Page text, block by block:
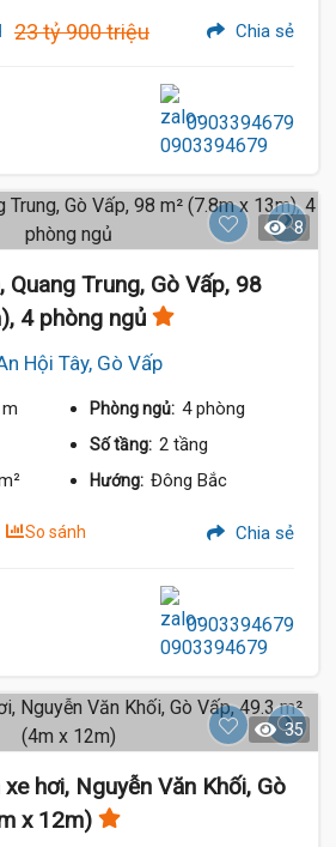
23 tỷ 900 triệu Chia sẻ
0903394679
8
Quang Trung, Gò Vấp, 98
4 phòng ngủ
Hội Tây, Gò Vấp
Phòng ngủ: 4 phòng
Số tầng: 2 tầng
Hướng: Đông Bắc
So sánh Chia sẻ
0903394679
35
hơi, Nguyễn Văn Khối, Gò
x 12m)